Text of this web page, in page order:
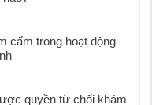
cấm trong hoạt động
quyền từ chối khám